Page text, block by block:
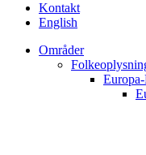
Kontakt
English
Områder